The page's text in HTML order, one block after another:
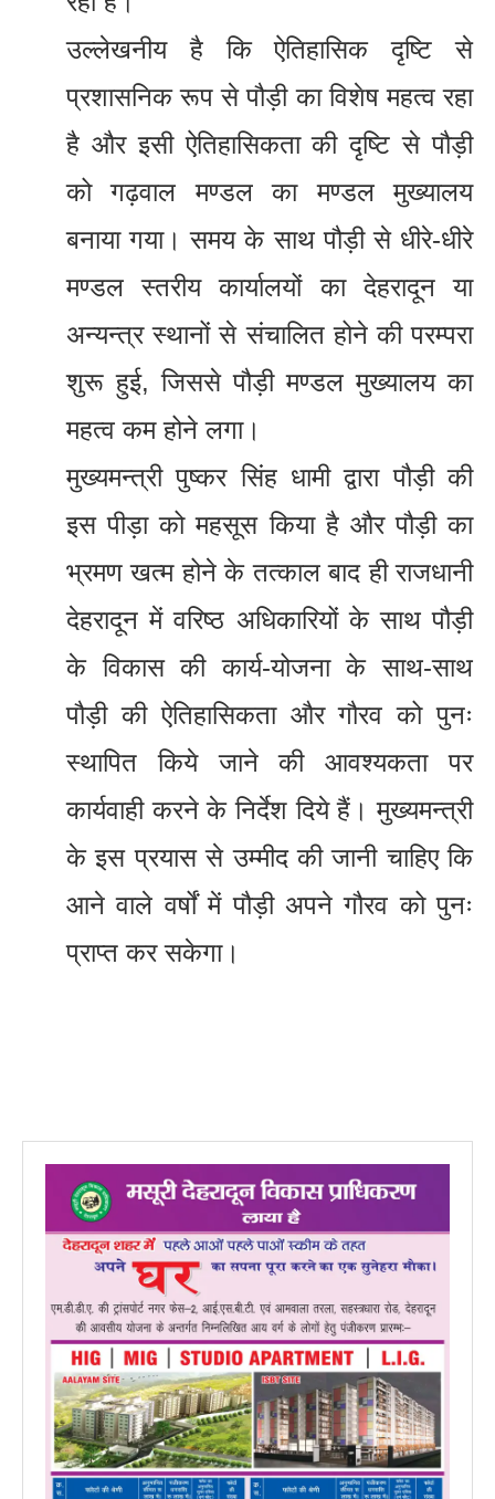
उल्लेखनीय है कि ऐतिहासिक दृष्टि से
प्रशासनिक रूप से पौड़ी का विशेष महत्व रहा
है और इसी ऐतिहासिकता की दृष्टि से पौड़ी
को गढ़वाल मण्डल का मण्डल मुख्यालय
बनाया गया। समय के साथ पौड़ी से धीरे-धीरे
मण्डल स्तरीय कार्यालयों का देहरादून या
अन्यन्त्र स्थानों से संचालित होने की परम्परा
शुरू हुई, जिससे पौड़ी मण्डल मुख्यालय का
महत्व कम होने लगा।
मुख्यमन्त्री पुष्कर सिंह धामी द्वारा पौड़ी की
इस पीड़ा को महसूस किया है और पौड़ी का
भ्रमण खत्म होने के तत्काल बाद ही राजधानी
देहरादून में वरिष्ठ अधिकारियों के साथ पौड़ी
के विकास की कार्य-योजना के साथ-साथ
पौड़ी की ऐतिहासिकता और गौरव को पुनः
स्थापित किये जाने की आवश्यकता पर
कार्यवाही करने के निर्देश दिये हैं। मुख्यमन्त्री
के इस प्रयास से उम्मीद की जानी चाहिए कि
आने वाले वर्षों में पौड़ी अपने गौरव को पुनः
प्राप्त कर सकेगा।